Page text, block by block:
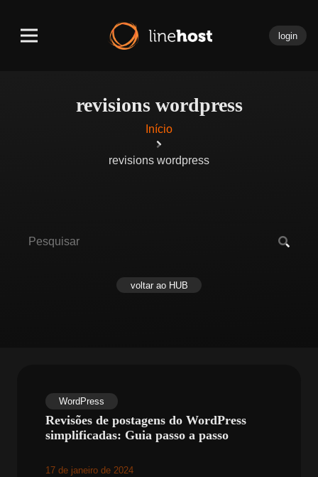
login
revisions wordpress
Início
revisions wordpress
voltar ao HUB
WordPress
Revisões de postagens do WordPress
simplificadas: Guia passo a passo
17 de janeiro de 2024